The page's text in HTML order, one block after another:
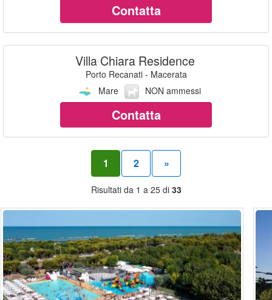
Contatta
Villa Chiara Residence
Porto Recanati - Macerata
Mare
NON ammessi
Contatta
1 2 »
Risultati da 1 a 25 di 33